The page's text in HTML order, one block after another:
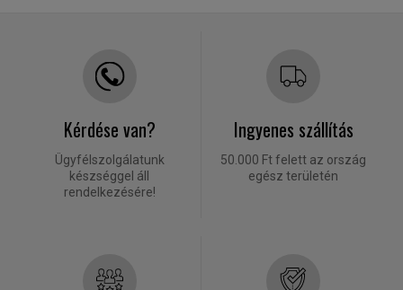
Kérdése van?
Ügyfélszolgálatunk
készséggel áll
rendelkezésére!
Ingyenes szállítás
50.000 Ft felett az ország
egész területén